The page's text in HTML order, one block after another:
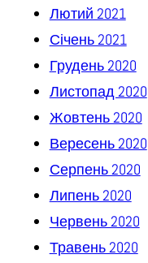
Лютий 2021
Січень 2021
Грудень 2020
Листопад 2020
Жовтень 2020
Вересень 2020
Серпень 2020
Липень 2020
Червень 2020
Травень 2020